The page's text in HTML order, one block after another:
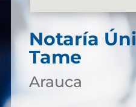
Notaría
Tame
Arauca